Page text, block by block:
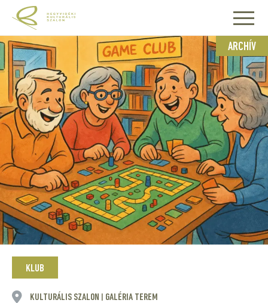
ARCHÍV
KLUB
KULTURÁLIS SZALON GALÉRIA TEREM